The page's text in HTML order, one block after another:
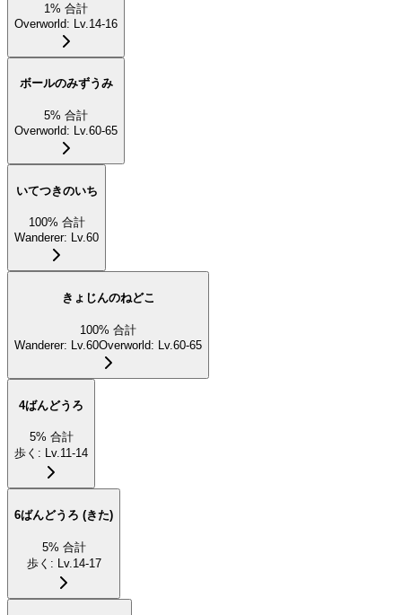
1% 合計
Overworld: Lv.14-16
ボールのみずうみ
5% 合計
Overworld: Lv.60-65
いてつきのいち
100% 合計
Wanderer: Lv.60
きょじんのねどこ
100% 合計
Wanderer: Lv.60Overworld: Lv.60-65
4ばんどうろ
5% 合計
歩く : Lv.11-14
6ばんどうろ (きた)
5% 合計
歩く : Lv.14-17